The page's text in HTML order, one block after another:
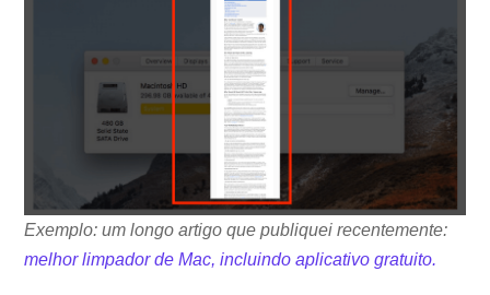
Exemplo: um longo artigo que publiquei recentemente:
melhor limpador de Mac, incluindo aplicativo gratuito.